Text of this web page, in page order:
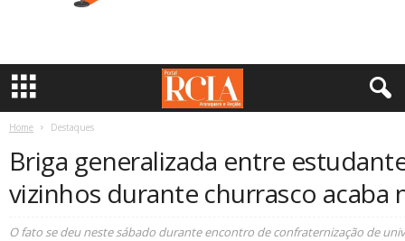
a
Home Destaques
Briga generalizada entre
vizinhos durante churrasco acaba
O fato se deu neste sábado durante encontro de confraternização de